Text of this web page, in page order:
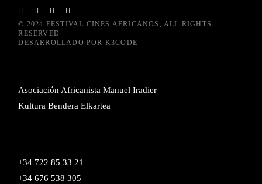
© 2024 FESTIVAL CINES AFRICANOS , ALL RIGHTS
RESERVED
DESARROLLADO POR K3CODE
Asociación Africanista Manuel Iradier
Kultura Bendera Elkartea
+34 722 85 33 21
+34 676 538 305